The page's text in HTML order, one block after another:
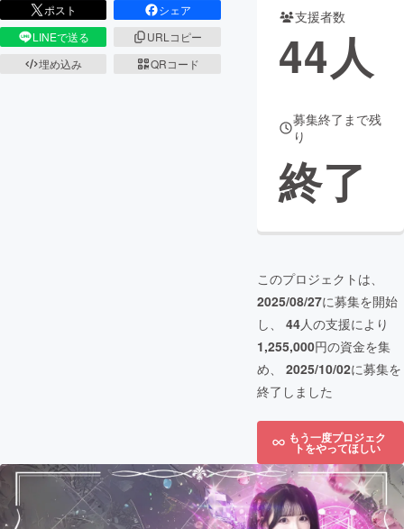
ポスト
シェア
LINEで送る
URLコピー
埋め込み
QRコード
支援者数
44人
募集終了まで残
り
終了
このプロジェクトは、
2025/08/27に募集を開始
し、 44人の支援により
1,255,000円の資金を集
め、 2025/10/02に募集を
終了しました
もう一度プロジェク
トをやってほしい